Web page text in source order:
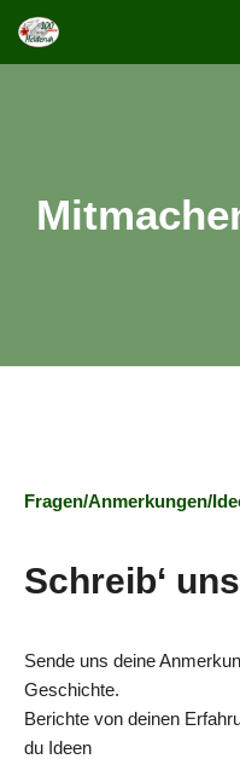
Zum
Fragen/Anmerkungen/
Schreib‘
Sende uns deine
Geschichte.
Berichte von deinen
du Ideen